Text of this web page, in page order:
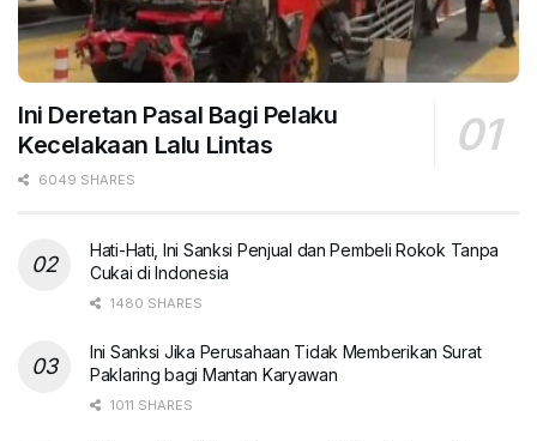
Ini Deretan Pasal Bagi Pelaku
Kecelakaan Lalu Lintas
6049 SHARES
Hati-Hati, Ini Sanksi Penjual dan Pembeli Rokok Tanpa
Cukai di Indonesia
1480 SHARES
Ini Sanksi Jika Perusahaan Tidak Memberikan Surat
Paklaring bagi Mantan Karyawan
1011 SHARES